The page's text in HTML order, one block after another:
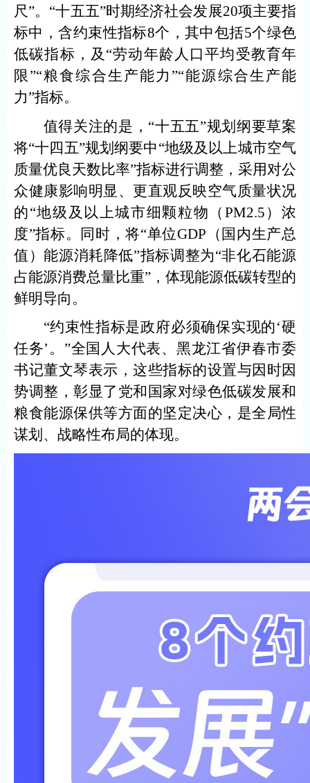
尺”。“十五五”时期经济社会发展20项主要指
标中，含约束性指标8个，其中包括5个绿色
低碳指标，及“劳动年龄人口平均受教育年
限”“粮食综合生产能力”“能源综合生产能
力”指标。
值得关注的是，“十五五”规划纲要草案
将“十四五”规划纲要中“地级及以上城市空气
质量优良天数比率”指标进行调整，采用对公
众健康影响明显、更直观反映空气质量状况
的“地级及以上城市细颗粒物（PM2.5）浓
度”指标。同时，将“单位GDP（国内生产总
值）能源消耗降低”指标调整为“非化石能源
占能源消费总量比重”，体现能源低碳转型的
鲜明导向。
“约束性指标是政府必须确保实现的‘硬
任务’。”全国人大代表、黑龙江省伊春市委
书记董文琴表示，这些指标的设置与因时因
势调整，彰显了党和国家对绿色低碳发展和
粮食能源保供等方面的坚定决心，是全局性
谋划、战略性布局的体现。